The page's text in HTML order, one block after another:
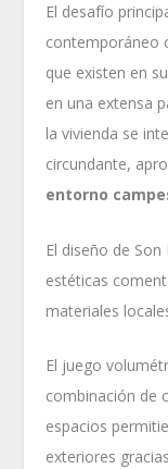
El desafío
contemporáneo
que existen en
en una extensa
la vivienda se
circundante,
entorno
El diseño de
estéticas
materiales
El juego
combinación de
espacios
exteriores